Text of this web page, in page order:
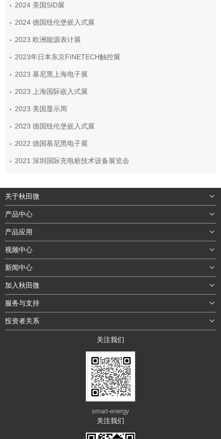
2024 美国SID展
2024 德国纽伦堡嵌入式展
2023 欧洲能源表计展
2023年日本东京FINETECH触控展
2023 慕尼黑上海电子展
2023 上海国际嵌入式展
2023 美国显示周
2023 德国纽伦堡嵌入式展
2022 德国慕尼黑电子展
2021 深圳国际充电桩技术设备展览会
关于秋田微
产品中心
产品应用
视频中心
新闻中心
加入秋田微
服务与支持
投资者关系
关注我们
smart-energy
关注我们